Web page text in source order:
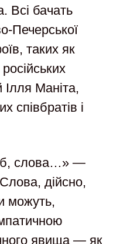
Всі бачать
Печерської
таких як
Ілля Маніта,
співбратів і
б, слова…» —
дійсно,
можуть,
явища — як